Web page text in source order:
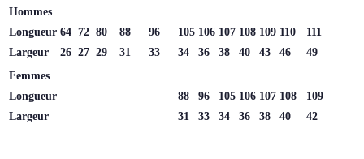
Hommes
Longueur 64 72 80 88 96 105 106 107 108 109 110
111
Largeur
26 27 29 31 33 34 36 38 40 43 46
49
Femmes
Longueur
88 96 105 106 107 108
109
Largeur
31 33 34 36 38 40 42